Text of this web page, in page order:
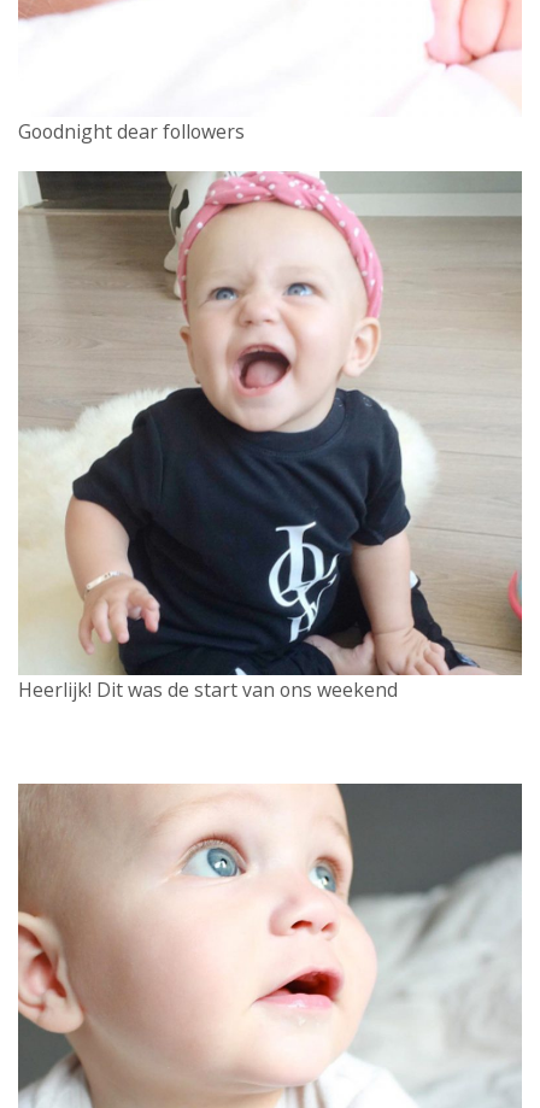
Goodnight dear followers
Heerlijk! Dit was de start van ons weekend